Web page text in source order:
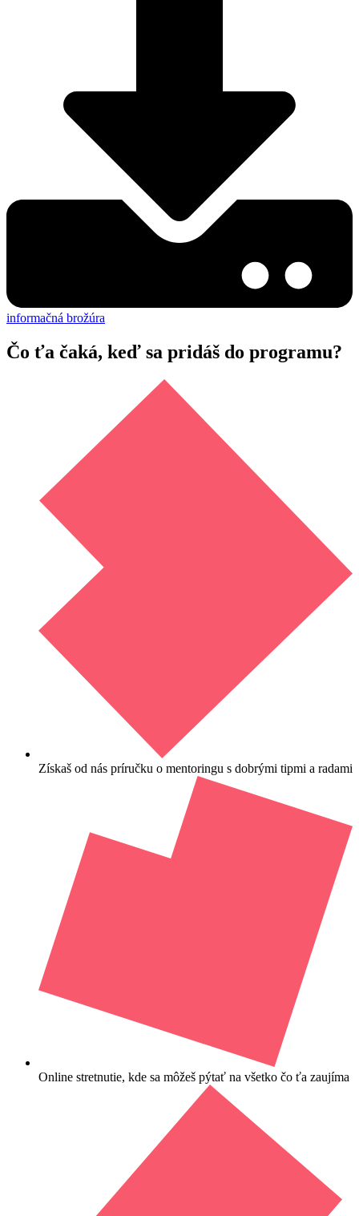
informačná brožúra
Čo ťa čaká, keď sa pridáš do programu?
Získaš od nás príručku o mentoringu s dobrými tipmi a radami
Online stretnutie, kde sa môžeš pýtať na všetko čo ťa zaujíma